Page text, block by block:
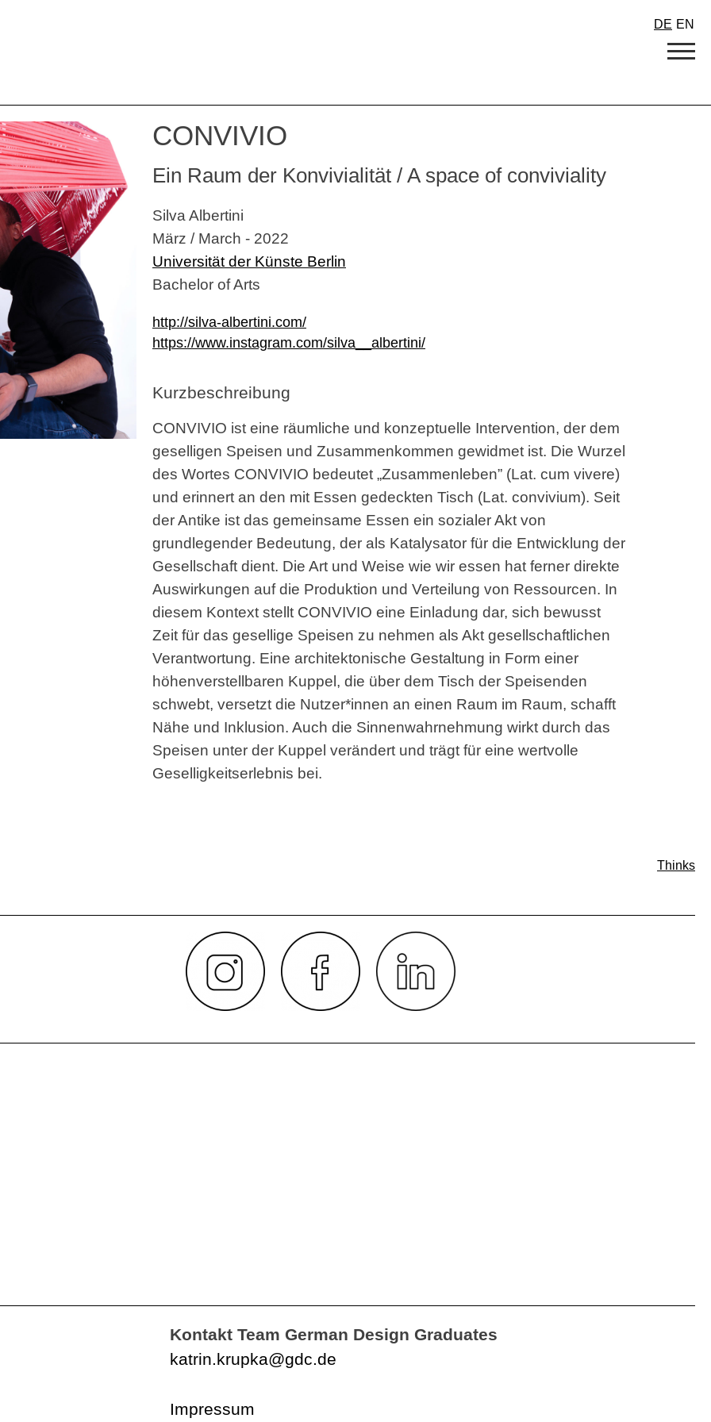
DE EN
CONVIVIO
Ein Raum der Konvivialität / A space of conviviality
Silva Albertini
März / March - 2022
Universität der Künste Berlin
Bachelor of Arts
http://silva-albertini.com/
https://www.instagram.com/silva__albertini/
Kurzbeschreibung
CONVIVIO ist eine räumliche und konzeptuelle Intervention, der dem
geselligen Speisen und Zusammenkommen gewidmet ist. Die Wurzel
des Wortes CONVIVIO bedeutet „Zusammenleben” (Lat. cum vivere)
und erinnert an den mit Essen gedeckten Tisch (Lat. convivium). Seit
der Antike ist das gemeinsame Essen ein sozialer Akt von
grundlegender Bedeutung, der als Katalysator für die Entwicklung der
Gesellschaft dient. Die Art und Weise wie wir essen hat ferner direkte
Auswirkungen auf die Produktion und Verteilung von Ressourcen. In
diesem Kontext stellt CONVIVIO eine Einladung dar, sich bewusst
Zeit für das gesellige Speisen zu nehmen als Akt gesellschaftlichen
Verantwortung. Eine architektonische Gestaltung in Form einer
höhenverstellbaren Kuppel, die über dem Tisch der Speisenden
schwebt, versetzt die Nutzer*innen an einen Raum im Raum, schafft
Nähe und Inklusion. Auch die Sinnenwahrnehmung wirkt durch das
Speisen unter der Kuppel verändert und trägt für eine wertvolle
Geselligkeitserlebnis bei.
Thinks
Kontakt Team German Design Graduates
katrin.krupka@gdc.de
Impressum